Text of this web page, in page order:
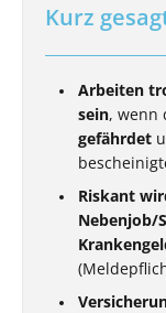
Kurz
Arbeiten
sein, wenn
gefährdet
Riskant
Nebenjob/